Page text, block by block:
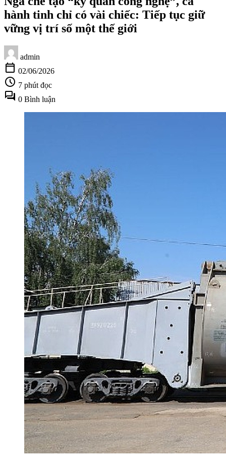
hành tinh chỉ có vài chiếc: Tiếp tục giữ
vững vị trí số một thế giới
admin
calendar_today 02/06/2026
schedule 7 phút đọc
forum 0 Bình luận